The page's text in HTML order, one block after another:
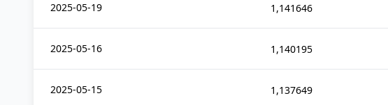
2025-05-19 1,141646
2025-05-16 1,140195
2025-05-15 1,137649